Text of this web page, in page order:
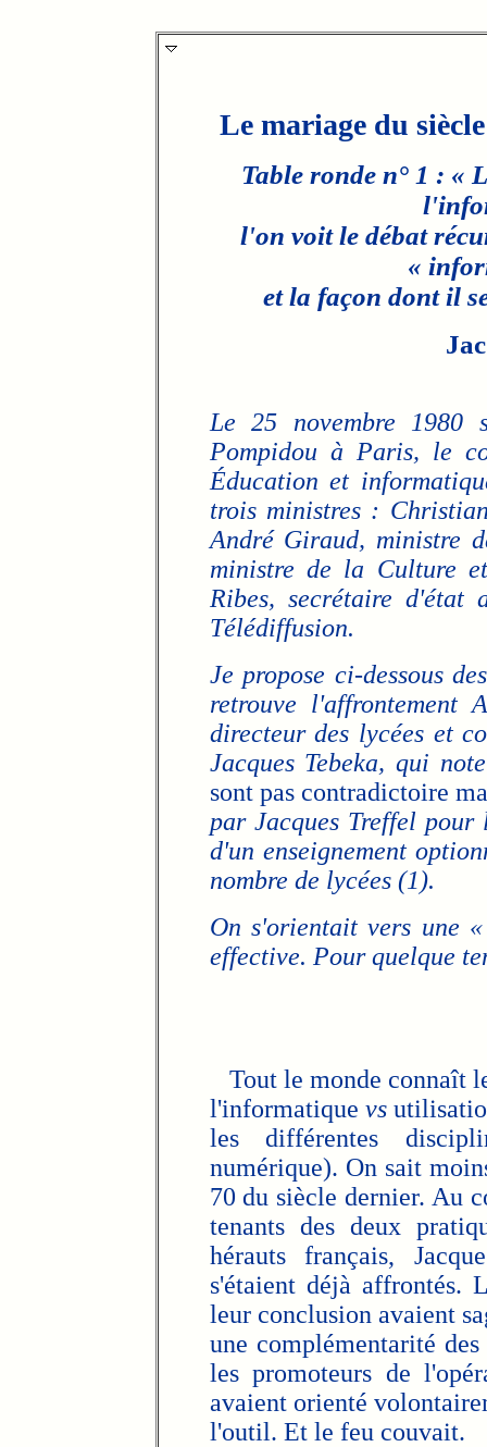
Le mariage du
Table ronde n° 1 : «
l'on voit le débat
«
et la façon dont il
Le 25 novembre 1980
Pompidou à Paris, le
Éducation et
trois ministres :
André Giraud, ministre
ministre de la Culture
Ribes, secrétaire d'état
Télédiffusion.
Je propose ci-dessous
retrouve l'affrontement
directeur des lycées et
Jacques Tebeka, qui
sont pas contradictoire
par Jacques Treffel
d'un enseignement
nombre de lycées (1).
On s'orientait vers une
effective. Pour quelque
Tout le monde connaît
l'informatique vs
les différentes
numérique). On sait
70 du siècle dernier. Au
tenants des deux
hérauts français,
s'étaient déjà affrontés.
leur conclusion avaient
une complémentarité
les promoteurs de
avaient orienté
l'outil. Et le feu couvait.